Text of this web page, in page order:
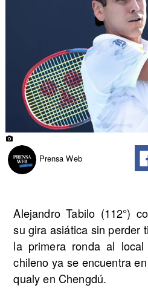
Prensa Web
Alejandro Tabilo (112°)
su gira asiática sin perder
la primera ronda al
chileno ya se encuentra
qualy en Chengdú.